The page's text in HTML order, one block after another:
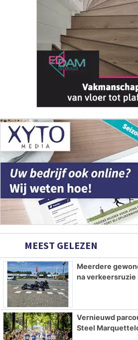
MEEST GELEZEN
Meerdere
na verkeersruzie
Vernieuwd
Steel